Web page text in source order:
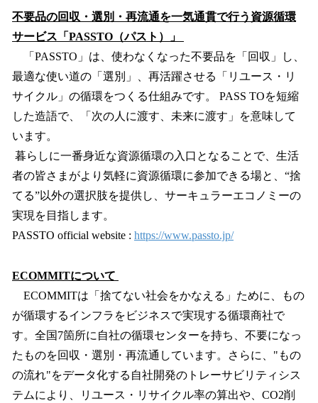
不要品の回収・選別・再流通を一気通貫で行う資源循環
サービス「PASSTO（パスト）」
「PASSTO」は、使わなくなった不要品を「回収」し、
最適な使い道の「選別」、再活躍させる「リユース・リ
サイクル」の循環をつくる仕組みです。 PASS TOを短縮
した造語で、「次の人に渡す、未来に渡す」を意味して
います。
暮らしに一番身近な資源循環の入口となることで、生活
者の皆さまがより気軽に資源循環に参加できる場と、“捨
てる”以外の選択肢を提供し、サーキュラーエコノミーの
実現を目指します。
PASSTO official website : https://www.passto.jp/
ECOMMITについて
ECOMMITは「捨てない社会をかなえる」ために、もの
が循環するインフラをビジネスで実現する循環商社で
す。全国7箇所に自社の循環センターを持ち、不要になっ
たものを回収・選別・再流通しています。さらに、"もの
の流れ"をデータ化する自社開発のトレーサビリティシス
テムにより、リユース・リサイクル率の算出や、CO2削